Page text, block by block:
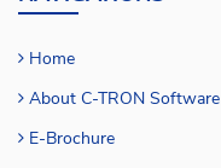
Home
About C-TRON Software
E-Brochure